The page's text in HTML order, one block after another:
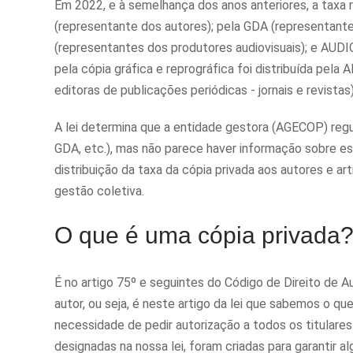
Em 2022, e à semelhança dos anos anteriores, a
(representante dos autores); pela GDA
(representantes dos produtores audiovisuais); e
pela cópia gráfica e reprográfica foi distribuída pela
editoras de publicações periódicas - jornais e
A lei determina que a entidade gestora (AGECOP)
GDA, etc.), mas não parece haver informação sobre
distribuição da taxa da cópia privada aos autores e
gestão coletiva.
O que é uma cópia privada?
É no artigo 75º e seguintes do Código de Direito de
autor, ou seja, é neste artigo da lei que sabemos o
necessidade de pedir autorização a todos os
designadas na nossa lei, foram criadas para garantir